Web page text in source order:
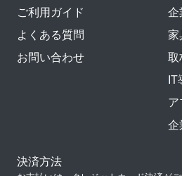
ご利用ガイド
よくある質問
お問い合わせ
企
家
取
ア
企
決済方法